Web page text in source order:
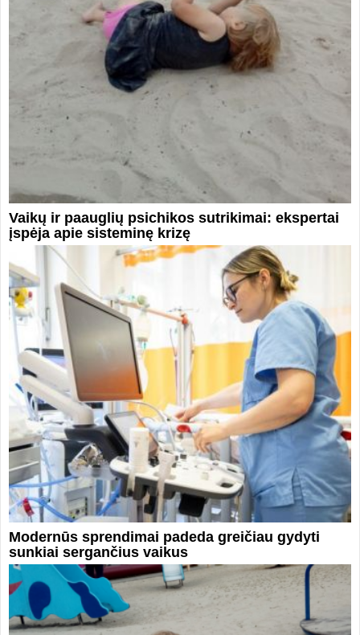
Vaikų ir paauglių psichikos sutrikimai: ekspertai
įspėja apie sisteminę krizę
Modernūs sprendimai padeda greičiau gydyti
sunkiai sergančius vaikus